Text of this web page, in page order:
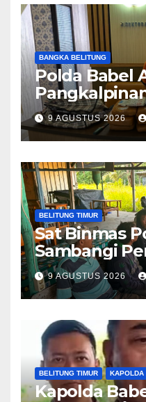
BANGKA BELITUNG
Polda Babel
12,8
9 AGUSTUS 2026
BELITUNG TIMUR
Sat Binmas
Sambangi
Sampaikan
Kamtibmas
9 AGUSTUS 2026
BELITUNG TIMUR KAPOLDA
Kapolda